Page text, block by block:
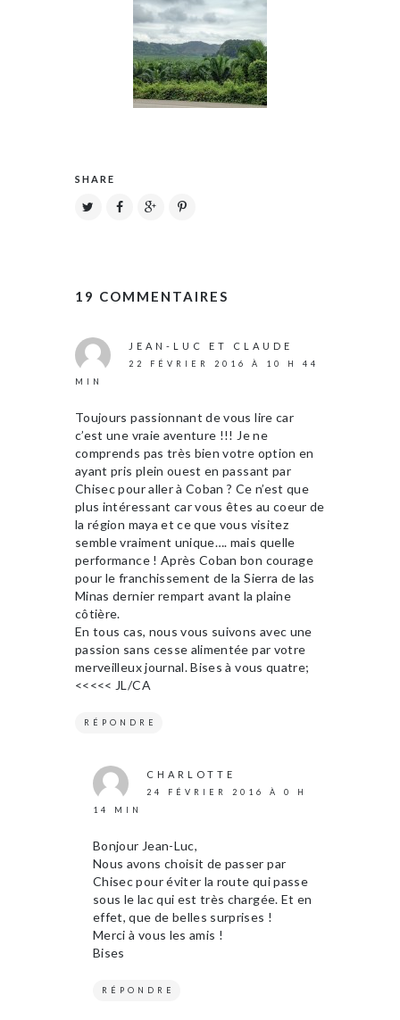
SHARE
19 COMMENTAIRES
JEAN-LUC ET CLAUDE
22 FÉVRIER 2016 À 10 H 44
MIN
Toujours passionnant de vous lire car
c’est une vraie aventure !!! Je ne
comprends pas très bien votre option en
ayant pris plein ouest en passant par
Chisec pour aller à Coban ? Ce n’est que
plus intéressant car vous êtes au coeur de
la région maya et ce que vous visitez
semble vraiment unique…. mais quelle
performance ! Après Coban bon courage
pour le franchissement de la Sierra de las
Minas dernier rempart avant la plaine
côtière.
En tous cas, nous vous suivons avec une
passion sans cesse alimentée par votre
merveilleux journal. Bises à vous quatre;
<<<<< JL/CA
RÉPONDRE
CHARLOTTE
24 FÉVRIER 2016 À 0 H
14 MIN
Bonjour Jean-Luc,
Nous avons choisit de passer par
Chisec pour éviter la route qui passe
sous le lac qui est très chargée. Et en
effet, que de belles surprises !
Merci à vous les amis !
Bises
RÉPONDRE